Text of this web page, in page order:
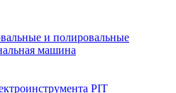
и полировальные
машина
PIT